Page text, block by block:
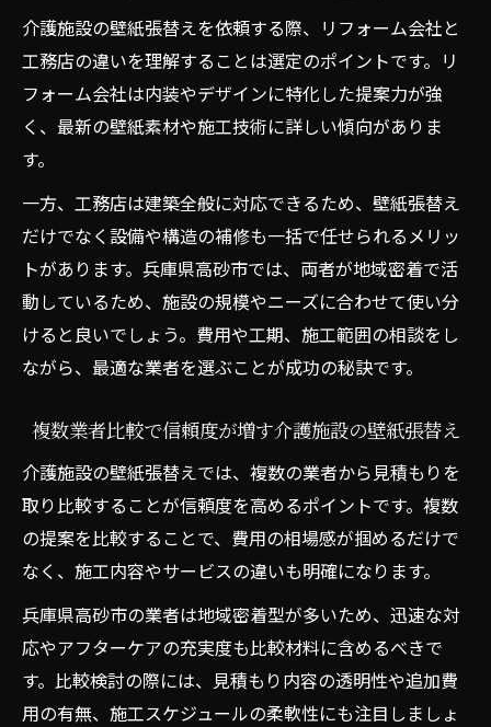
介護施設の壁紙張替えを依頼する際、リフォーム会社と
工務店の違いを理解することは選定のポイントです。リ
フォーム会社は内装やデザインに特化した提案力が強
く、最新の壁紙素材や施工技術に詳しい傾向がありま
す。
一方、工務店は建築全般に対応できるため、壁紙張替え
だけでなく設備や構造の補修も一括で任せられるメリッ
トがあります。兵庫県高砂市では、両者が地域密着で活
動しているため、施設の規模やニーズに合わせて使い分
けると良いでしょう。費用や工期、施工範囲の相談をし
ながら、最適な業者を選ぶことが成功の秘訣です。
複数業者比較で信頼度が増す介護施設の壁紙張替え
介護施設の壁紙張替えでは、複数の業者から見積もりを
取り比較することが信頼度を高めるポイントです。複数
の提案を比較することで、費用の相場感が掴めるだけで
なく、施工内容やサービスの違いも明確になります。
兵庫県高砂市の業者は地域密着型が多いため、迅速な対
応やアフターケアの充実度も比較材料に含めるべきで
す。比較検討の際には、見積もり内容の透明性や追加費
用の有無、施工スケジュールの柔軟性にも注目しましょ